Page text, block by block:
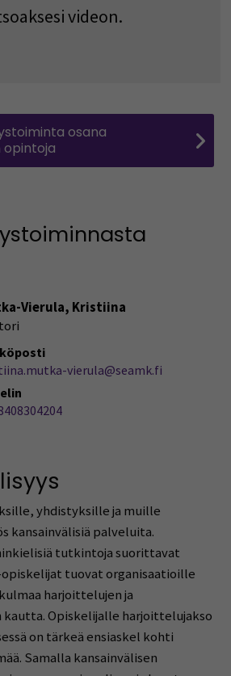
videon.
osana
Vierula, Kristiina
vierula@seamk.fi
yhdistyksille ja muille
kansainvälisiä palveluita.
tutkintoja suorittavat
tuovat organisaatioille
harjoittelujen ja
Opiskelijalle harjoittelujakso
on tärkeä ensiaskel kohti
Samalla kansainvälisen